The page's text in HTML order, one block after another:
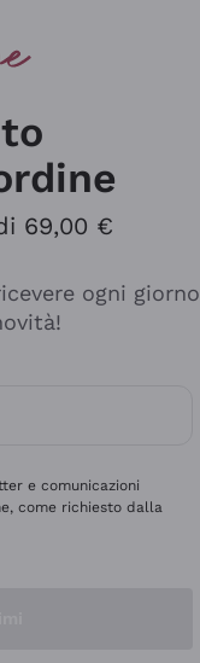
69,00 €
ogni giorno
e comunicazioni
come richiesto dalla